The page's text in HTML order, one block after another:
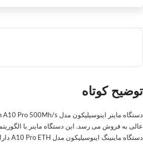
توضیح کوتاه
دستگاه ماینینگ اینوسیلیکون مدل A10 Pro ETH دارای دو عدد فن خنک کننده است که از بالا رفتن دما و حرارت دستگاه نیز جلوگیری می کند.